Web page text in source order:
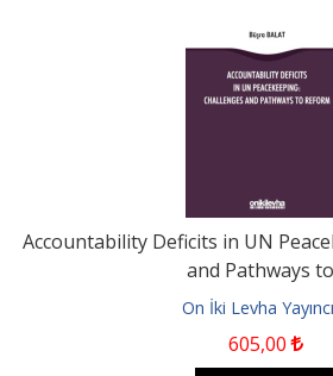
Accountability Deficits in UN
and Pathways
On İki Levha
605,00